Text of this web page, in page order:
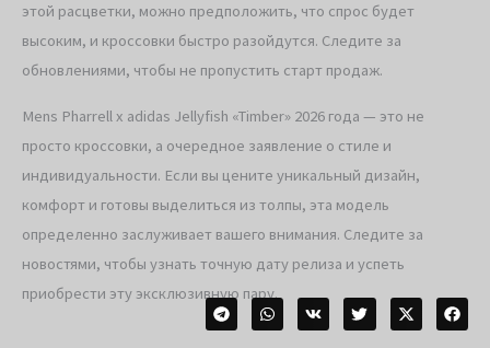
этой расцветки, можно предположить, что спрос будет
высоким, и кроссовки быстро разойдутся. Следите за
обновлениями, чтобы не пропустить старт продаж.
Mens Pharrell x adidas Jellyfish «Timber» 2026 года — это не
просто кроссовки, а очередное заявление о стиле и
индивидуальности. Если вы цените уникальный дизайн,
комфорт и готовы выделиться из толпы, эта модель
определенно заслуживает вашего внимания. Следите за
новостями, чтобы узнать точную дату релиза и успеть
приобрести эту эксклюзивную пару.